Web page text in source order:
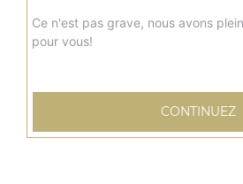
Sauce tomate, mozzarella, poulet,
13.00€
Ce n'est pas grave, nous avons
pour vous!
CONTINUEZ